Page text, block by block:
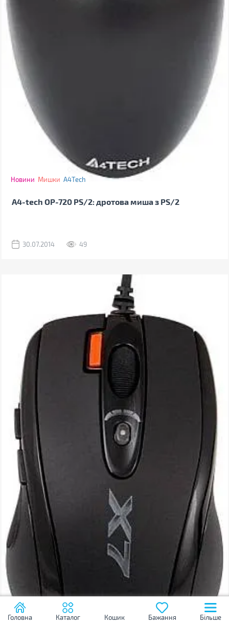
Новини Мишки A4Tech
A4-tech OP-720 PS/2: дротова миша з PS/2
30.07.2014 49
Головна Каталог Кошик Бажання Більше